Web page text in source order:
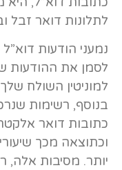
לתלונות דואר זבל
נמעני הודעות
לסמן את ההודעות
למוניטין השולח
בנוסף, רשימות
כתובות דואר
וכתוצאה מכך
יותר. מסיבות אלה,